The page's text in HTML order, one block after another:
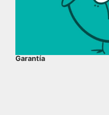
Garantía